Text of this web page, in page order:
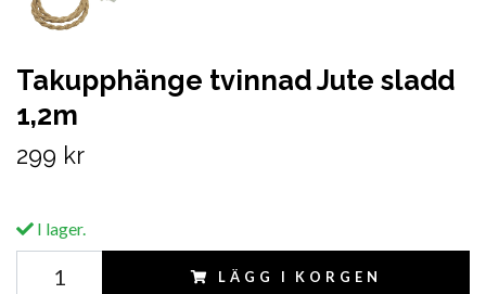
Takupphänge tvinnad Jute sladd
1,2m
299 kr
I lager.
LÄGG I KORGEN